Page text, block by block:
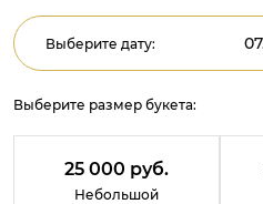
Выберите дату:
Выберите размер букета:
25 000 руб.
Небольшой